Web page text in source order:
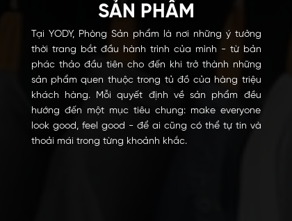
SẢN PHẨM
Tại YODY, Phòng Sản phẩm là nơi những ý tưởng
thời trang bắt đầu hành trình của mình - từ bản
phác thảo đầu tiên cho đến khi trở thành những
sản phẩm quen thuộc trong tủ đồ của hàng triệu
khách hàng. Mỗi quyết định về sản phẩm đều
hướng đến một mục tiêu chung: make everyone
look good, feel good - để ai cũng có thể tự tin và
thoải mái trong từng khoảnh khắc.